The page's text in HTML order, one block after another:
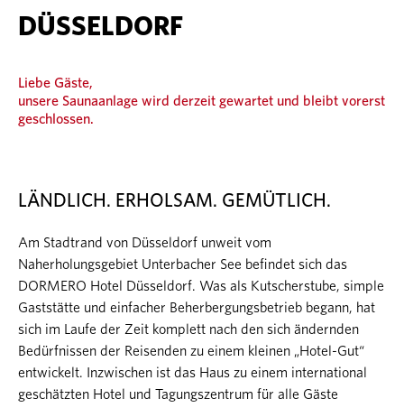
DÜSSELDORF
Liebe Gäste,
unsere Saunaanlage wird derzeit gewartet und bleibt vorerst
geschlossen.
LÄNDLICH. ERHOLSAM. GEMÜTLICH.
Am Stadtrand von Düsseldorf unweit vom
Naherholungsgebiet Unterbacher See befindet sich das
DORMERO Hotel Düsseldorf. Was als Kutscherstube, simple
Gaststätte und einfacher Beherbergungsbetrieb begann, hat
sich im Laufe der Zeit komplett nach den sich ändernden
Bedürfnissen der Reisenden zu einem kleinen „Hotel-Gut“
entwickelt. Inzwischen ist das Haus zu einem international
geschätzten Hotel und Tagungszentrum für alle Gäste